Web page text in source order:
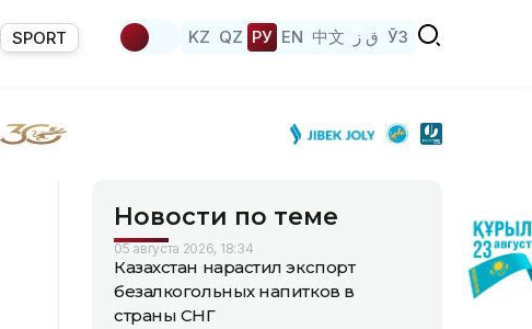
SPORT KZ QZ РУ EN 中文 ق ز ЎЗ
Новости по теме
05 августа 2026, 18:34
Казахстан нарастил экспорт
безалкогольных напитков в
страны СНГ